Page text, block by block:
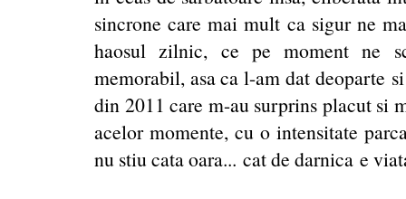
sincrone care mai mult ca sigur ne
haosul zilnic, ce pe moment ne
memorabil, asa ca l-am dat deoparte
din 2011 care m-au surprins placut si
acelor momente, cu o intensitate
nu stiu cata oara... cat de darnica e